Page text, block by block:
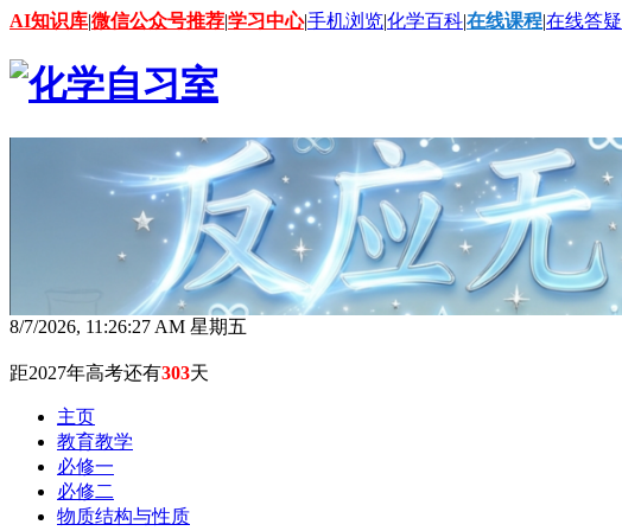
AI知识库|微信公众号推荐|学习中心|手机浏览|化学百科|在线课程|在线答疑
8/7/2026, 11:26:29 AM 星期五
距2027年高考还有303天
主页
教育教学
必修一
必修二
物质结构与性质